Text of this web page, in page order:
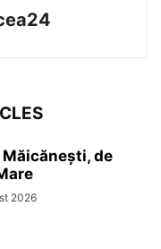
de
2026